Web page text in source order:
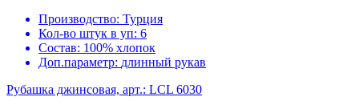
Производство: Турция
Кол-во штук в уп: 6
Состав: 100% хлопок
Доп.параметр: длинный рукав
Рубашка джинсовая, арт.: LCL 6030